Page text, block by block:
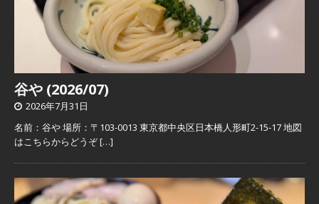
谷や (2026/07)
2026年7月31日
名前：谷や 場所：〒103-0013 東京都中央区日本橋人形町2-15-17 地図
はこちらからどうぞ[…]